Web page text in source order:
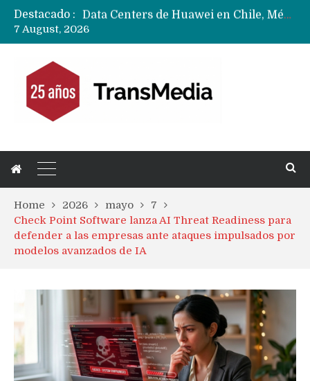
Destacado :
Data Centers de Huawei en Chile, México, Brasil,Perú y Argentina podrían verse afectados por arremetida de EE.UU
7 August, 2026
Home 2026 mayo
7
Check Point Software lanza AI Threat Readiness para
defender a las empresas ante ataques impulsados por
modelos avanzados de IA